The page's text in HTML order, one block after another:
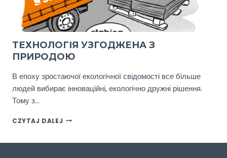
ТЕХНОЛОГІЯ УЗГОДЖЕНА З
ПРИРОДОЮ
В епоху зростаючої екологічної свідомості все більше
людей вибирає інноваційні, екологічно дружні рішення.
Тому з…
CZYTAJ DALEJ ТЕХНОЛОГІЯ